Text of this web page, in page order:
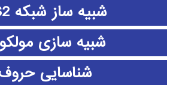
شبیه ساز شبکه NS2
شبیه سازی
شناسایی